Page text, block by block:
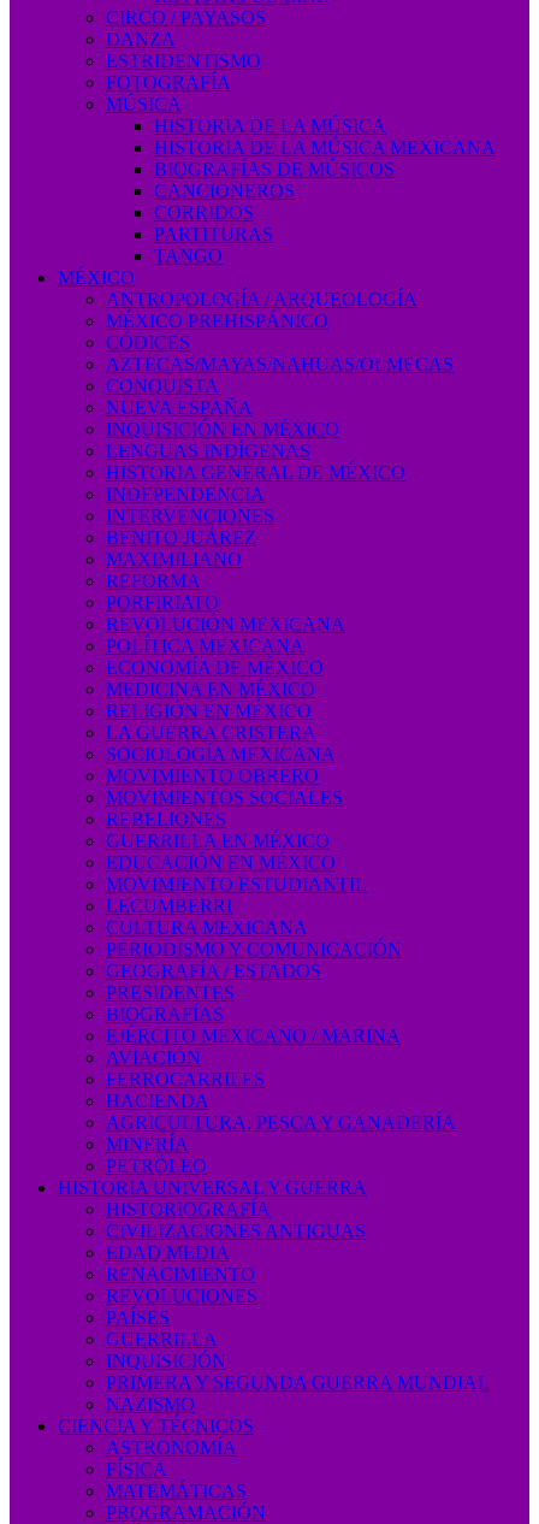
CIRCO / PAYASOS
DANZA
ESTRIDENTISMO
FOTOGRAFÍA
MÚSICA
HISTORIA DE LA MÚSICA
HISTORIA DE LA MÚSICA MEXICANA
BIOGRAFÍAS DE MÚSICOS
CANCIONEROS
CORRIDOS
PARTITURAS
TANGO
MÉXICO
ANTROPOLOGÍA / ARQUEOLOGÍA
MÉXICO PREHISPÁNICO
CÓDICES
AZTECAS/MAYAS/NAHUAS/OLMECAS
CONQUISTA
NUEVA ESPAÑA
INQUISICIÓN EN MÉXICO
LENGUAS INDÍGENAS
HISTORIA GENERAL DE MÉXICO
INDEPENDENCIA
INTERVENCIONES
BENITO JUÁREZ
MAXIMILIANO
REFORMA
PORFIRIATO
REVOLUCIÓN MEXICANA
POLÍTICA MEXICANA
ECONOMÍA DE MÉXICO
MEDICINA EN MÉXICO
RELIGIÓN EN MÉXICO
LA GUERRA CRISTERA
SOCIOLOGÍA MEXICANA
MOVIMIENTO OBRERO
MOVIMIENTOS SOCIALES
REBELIONES
GUERRILLA EN MÉXICO
EDUCACIÓN EN MÉXICO
MOVIMIENTO ESTUDIANTIL
LECUMBERRI
CULTURA MEXICANA
PERIODISMO Y COMUNICACIÓN
GEOGRAFÍA / ESTADOS
PRESIDENTES
BIOGRAFÍAS
EJÉRCITO MEXICANO / MARINA
AVIACIÓN
FERROCARRILES
HACIENDA
AGRICULTURA, PESCA Y GANADERÍA
MINERÍA
PETRÓLEO
HISTORIA UNIVERSAL Y GUERRA
HISTORIOGRAFÍA
CIVILIZACIONES ANTIGUAS
EDAD MEDIA
RENACIMIENTO
REVOLUCIONES
PAÍSES
GUERRILLA
INQUISICIÓN
PRIMERA Y SEGUNDA GUERRA MUNDIAL
NAZISMO
CIENCIA Y TÉCNICOS
ASTRONOMÍA
FÍSICA
MATEMÁTICAS
PROGRAMACIÓN